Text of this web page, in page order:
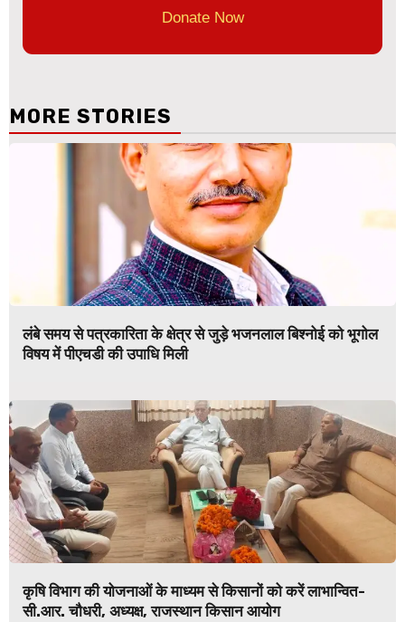
Donate Now
MORE STORIES
लंबे समय से पत्रकारिता के क्षेत्र से जुड़े भजनलाल बिश्नोई को भूगोल
विषय में पीएचडी की उपाधि मिली
कृषि विभाग की योजनाओं के माध्यम से किसानों को करें लाभान्वित-
सी.आर. चौधरी, अध्यक्ष, राजस्थान किसान आयोग